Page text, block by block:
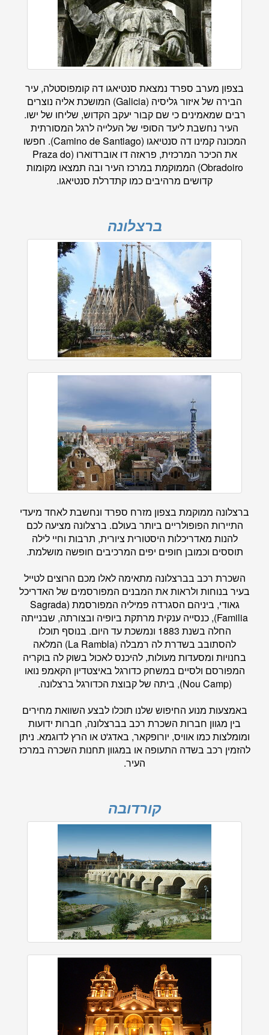
בצפון מערב ספרד נמצאת סנטיאגו דה קומפוסטלה, עיר
הבירה של איזור גליסיה (Galicia) המושכת אליה נוצרים
רבים שמאמינים כי שם קבור יעקב הקדוש, שליחו של ישו.
העיר נחשבת ליעד הסופי של העלייה לרגל המסורתית
המכונה קמינו דה סנטיאגו (Camino de Santiago). חפשו
את הכיכר המרכזית, פראזה דו אוברדוארו (Praza do
Obradoiro) הממוקמת במרכז העיר ובה תמצאו מקומות
קדושים מרהיבים כמו קתדרלת סנטיאגו.
ברצלונה
ברצלונה ממוקמת בצפון מזרח ספרד ונחשבת לאחד מיעדי
התיירות הפופולריים ביותר בעולם. ברצלונה מציעה לכם
להנות מאדריכלות היסטורית ציורית, תרבות וחיי לילה
תוססים וכמובן חופים יפים המרכיבים חופשה מושלמת.
השכרת רכב בברצלונה מתאימה לאלו מכם הרוצים לטייל
בעיר בנוחות ולראות את המבנים המפורסמים של האדריכל
גאודי, ביניהם הסגרדה פמיליה המפורסמת (Sagrada
Familia), כנסייה ענקית מרתקת ביופיה ובצורתה, שבנייתה
החלה בשנת 1883 ונמשכת עד היום. בנוסף תוכלו
להסתובב בשדרת לה רמבלה (La Rambla) המלאה
בחנויות ומסעדות מעולות, להיכנס לאכול בשוק לה בוקריה
המפורסם ולסיים במשחק כדורגל באיצטדיון הקאמפ נואו
(Nou Camp), ביתה של קבוצת הכדורגל ברצלונה.
באמצעות מנוע החיפוש שלנו תוכלו לבצע השוואת מחירים
בין מגוון חברות השכרת רכב בברצלונה, חברות ידועות
ומומלצות כמו אוויס, יורופקאר, באדג'ט או הרץ לדוגמא. ניתן
להזמין רכב בשדה התעופה או במגוון תחנות השכרה במרכז
העיר.
קורדובה